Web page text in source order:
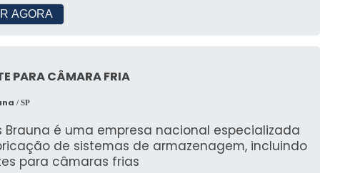
de Lona: Quais os Benefícios?
climatizadas em galpões de lona, proporcionando
A Solução Ideal para Empresas
Equipe própria de montadores; Tendas limpas a
Calhas de Chapas e de Lonas.
AGORA
PARA CÂMARA FRIA
/ SP
Brauna é uma empresa nacional especializada
de sistemas de armazenagem, incluindo
para câmaras frias